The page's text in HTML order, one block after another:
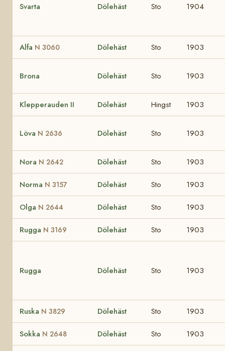
Svarta Dölehäst Sto 1904
Alfa N 3060 Dölehäst Sto 1903
Brona Dölehäst Sto 1903
Klepperauden II Dölehäst Hingst 1903
Löva N 2636 Dölehäst Sto 1903
Nora N 2642 Dölehäst Sto 1903
Norma N 3157 Dölehäst Sto 1903
Olga N 2644 Dölehäst Sto 1903
Rugga N 3169 Dölehäst Sto 1903
Rugga Dölehäst Sto 1903
Ruska N 3829 Dölehäst Sto 1903
Sokka N 2648 Dölehäst Sto 1903